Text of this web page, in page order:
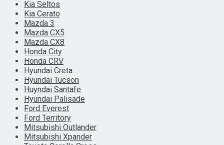
Kia Seltos
Kia Cerato
Mazda 3
Mazda CX5
Mazda CX8
Honda City
Honda CRV
Hyundai Creta
Hyundai Tucson
Huyndai Santafe
Hyundai Palisade
Ford Everest
Ford Territory
Mitsubishi Outlander
Mitsubishi Xpander